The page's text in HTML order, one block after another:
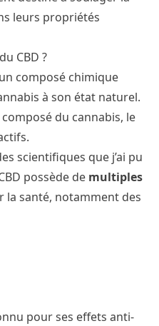
leurs propriétés
CBD ?
composé chimique
à son état naturel.
du cannabis, le
scientifiques que j’ai pu
possède de multiples
la santé, notamment des
pour ses effets anti-